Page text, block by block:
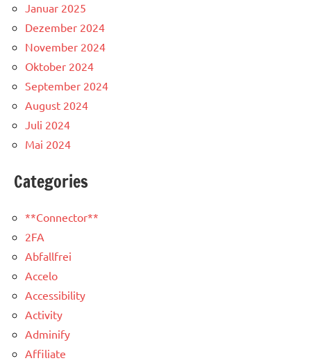
Januar 2025
Dezember 2024
November 2024
Oktober 2024
September 2024
August 2024
Juli 2024
Mai 2024
Categories
**Connector**
2FA
Abfallfrei
Accelo
Accessibility
Activity
Adminify
Affiliate